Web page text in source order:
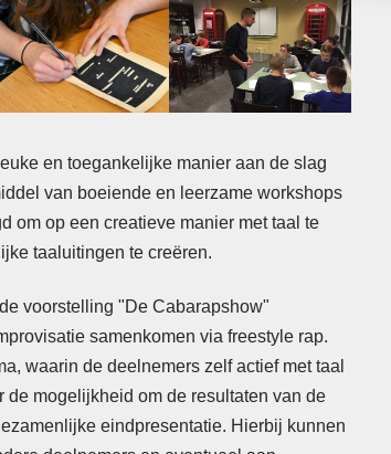
en toegankelijke manier aan de slag
van boeiende en leerzame workshops
om op een creatieve manier met taal te
taaluitingen te creëren.
voorstelling "De Cabarapshow"
samenkomen via freestyle rap.
waarin de deelnemers zelf actief met taal
mogelijkheid om de resultaten van de
eindpresentatie. Hierbij kunnen
Voor onderwijs, teambuilding,